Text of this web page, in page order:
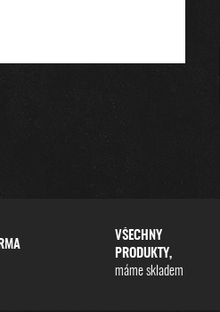
VŠECHNY
PRODUKTY,
máme skladem